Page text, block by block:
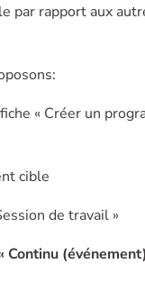
par rapport aux
« Créer un
cible
de travail »
Continu